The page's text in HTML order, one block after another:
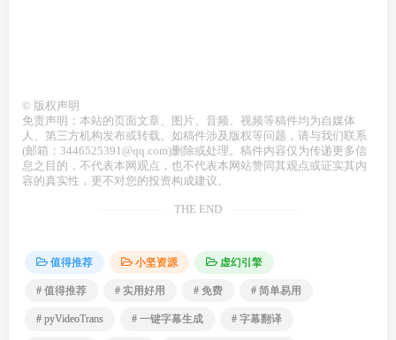
© 版权声明
免责声明：本站的页面文章、图片、音频、视频等稿件均为自媒体
人、第三方机构发布或转载。如稿件涉及版权等问题，请与我们联系
(邮箱：3446525391@qq.com)删除或处理。稿件内容仅为传递更多信
息之目的，不代表本网观点，也不代表本网站赞同其观点或证实其内
容的真实性，更不对您的投资构成建议。
THE END
值得推荐 小坚资源 虚幻引擎
# 值得推荐 # 实用好用 # 免费 # 简单易用
# pyVideoTrans # 一键字幕生成 # 字幕翻译